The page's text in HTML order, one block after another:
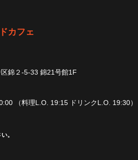
カフェ
錦２-5-33 錦21号館1F
（料理L.O. 19:15 ドリンクL.O. 19:30
。